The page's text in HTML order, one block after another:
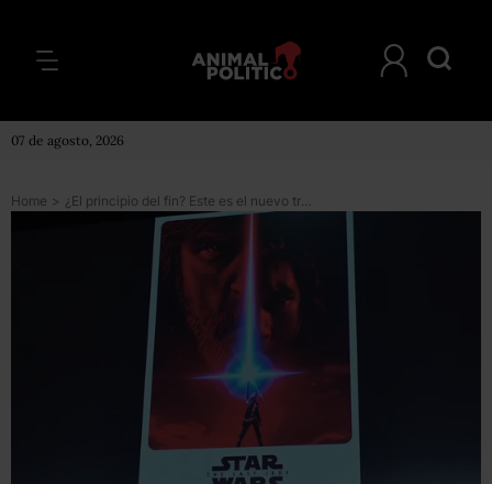
07 de agosto, 2026
Home > ¿El principio del fin? Este es el nuevo tráiler de Star Wars: Los últimos jedi